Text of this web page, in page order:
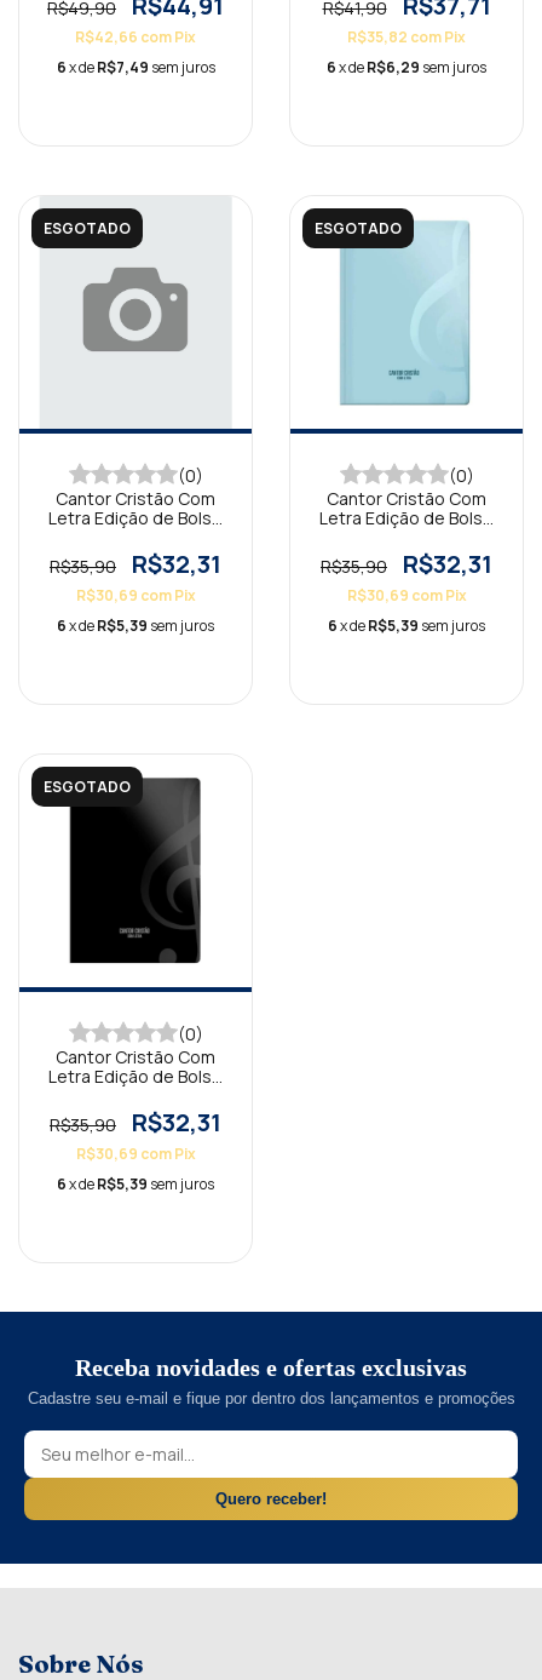
R$49,90
R$42,66 comPix
6x deR$7,49 sem juros
R$41,90
R$35,82 comPix
6x deR$6,29 sem juros
ESGOTADO
(0)
Cantor Cristão Com
Letra Edição de Bolso
R$35,90
R$32,31
R$30,69 com Pix
6x deR$5,39 sem juros
ESGOTADO
(0)
Cantor Cristão Com
Letra Edição de Bolso
R$35,90
R$32,31
R$30,69 com Pix
6x deR$5,39 sem juros
ESGOTADO
(0)
Cantor Cristão Com
Letra Edição de Bolso
R$35,90
R$32,31
R$30,69 com Pix
6x deR$5,39 sem juros
Receba novidades e ofertas exclusivas
Cadastre seu e-mail e fique por dentro dos lançamentos e promoções
Quero receber!
Sobre Nós